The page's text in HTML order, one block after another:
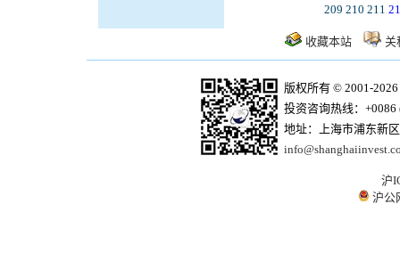
209 210 211
收藏本站 关
版权所有 © 2001-
投资咨询热线：+0086
地址：上海市浦东新
沪
沪公